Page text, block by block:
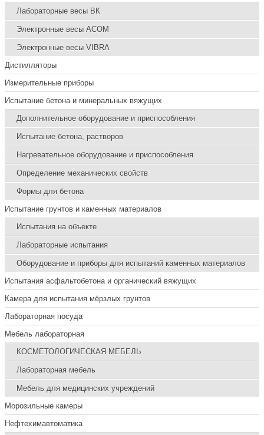
Лабораторные весы ВК
Электронные весы ACOM
Электронные весы VIBRA
Дистилляторы
Измерительные приборы
Испытание бетона и минеральных вяжущих
Дополнительное оборудование и приспособления
Испытание бетона, растворов
Нагревательное оборудование и приспособления
Определение механических свойств
Формы для бетона
Испытание грунтов и каменных материалов
Испытания на объекте
Лабораторные испытания
Оборудование и приборы для испытаний каменных материалов
Испытания асфальтобетона и органический вяжущих
Камера для испытания мёрзлых грунтов
Лабораторная посуда
Мебель лабораторная
КОСМЕТОЛОГИЧЕСКАЯ МЕБЕЛЬ
Лабораторная мебель
Мебель для медицинских учреждений
Морозильные камеры
Нефтехимавтоматика